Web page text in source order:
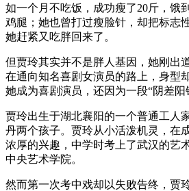
如一个月不吃饭，成功瘦了20斤，饿
鸡腿；她也曾打过瘦脸针，却把标志
她赶紧又吃胖回来了。
但贾玲其实并不是胖人基因，她刚出
在通向知名喜剧女演员的路上，身型
她成为喜剧演员，还因为一段“阴差阳
贾玲出生于湖北襄阳的一个普通工人
丹两个孩子。贾玲从小活泼机灵，在
浓厚的兴趣，中学时考上了武汉的艺
中央艺术学院。
然而第一次考中戏却以失败告终，贾